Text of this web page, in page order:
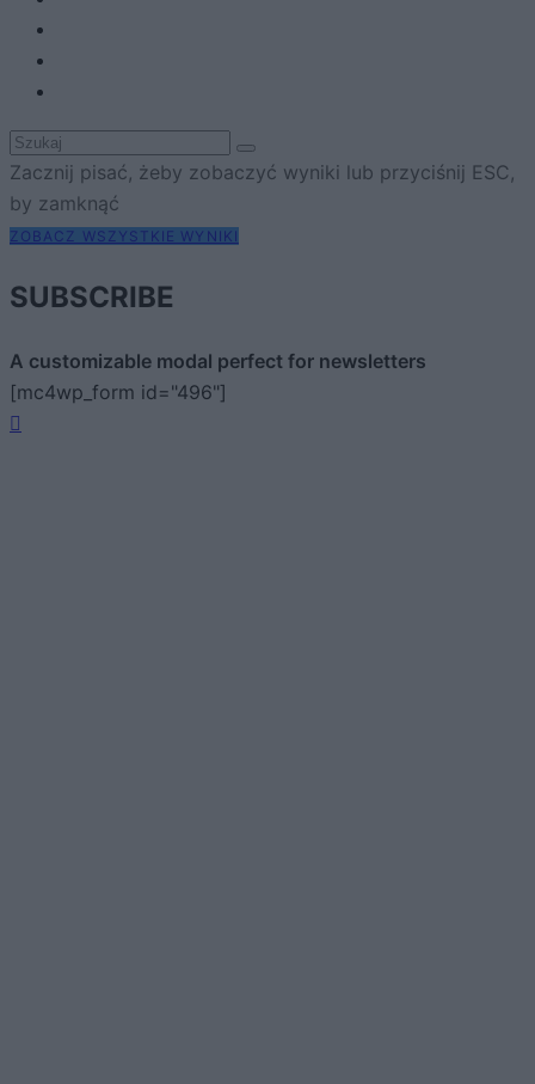
Zacznij pisać, żeby zobaczyć wyniki lub przyciśnij ESC,
by zamknąć
ZOBACZ WSZYSTKIE WYNIKI
SUBSCRIBE
A customizable modal perfect for newsletters
[mc4wp_form id="496"]